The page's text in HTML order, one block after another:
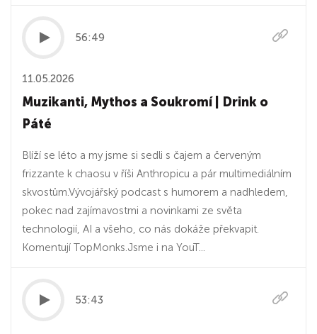
56:49
11.05.2026
Muzikanti, Mythos a Soukromí | Drink o
Páté
Blíží se léto a my jsme si sedli s čajem a červeným
frizzante k chaosu v říši Anthropicu a pár multimediálním
skvostům.Vývojářský podcast s humorem a nadhledem,
pokec nad zajímavostmi a novinkami ze světa
technologií, AI a všeho, co nás dokáže překvapit.
Komentují TopMonks.Jsme i na ⁠⁠⁠⁠⁠⁠⁠⁠⁠⁠⁠⁠YouT...
53:43